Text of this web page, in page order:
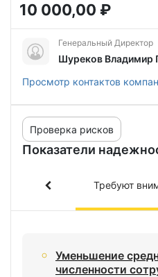
10 000,00 ₽
Генеральный Директор
Шуреков Владимир
Просмотр контактов
Показатели
Проверка рисков
Требуют
Уменьшение
численности